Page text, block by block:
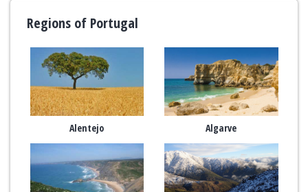
Regions of Portugal
Alentejo Algarve